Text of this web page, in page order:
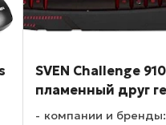
SVEN Challenge
пламенный друг
компании и бренды: